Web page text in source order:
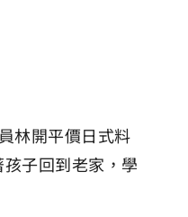
林開平價日式料
子回到老家，學